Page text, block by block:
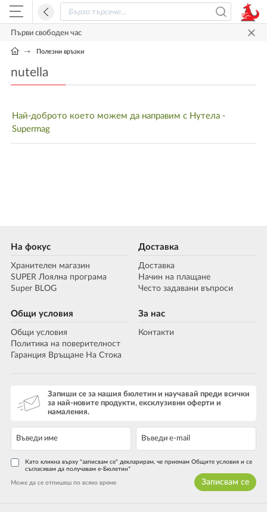
Първи свободен час
Полезни връзки
nutella
Най-доброто което можем да направим с Нутела -
Supermag
На фокус
Хранителен магазин
SUPER Лоялна програма
Super BLOG
Доставка
Доставка
Начин на плащане
Често задавани въпроси
Общи условия
Общи условия
Политика на поверителност
Гаранция Връщане На Стока
За нас
Контакти
Запиши се за нашия бюлетин и научавай преди всички
за най-новите продукти, ексклузивни оферти и
намаления.
Като кликна върху "записвам се" декларирам, че приемам Общите условия и се
съгласявам да получавам е-Бюлетин*
Може да се отпишеш по всяко време Записвам се